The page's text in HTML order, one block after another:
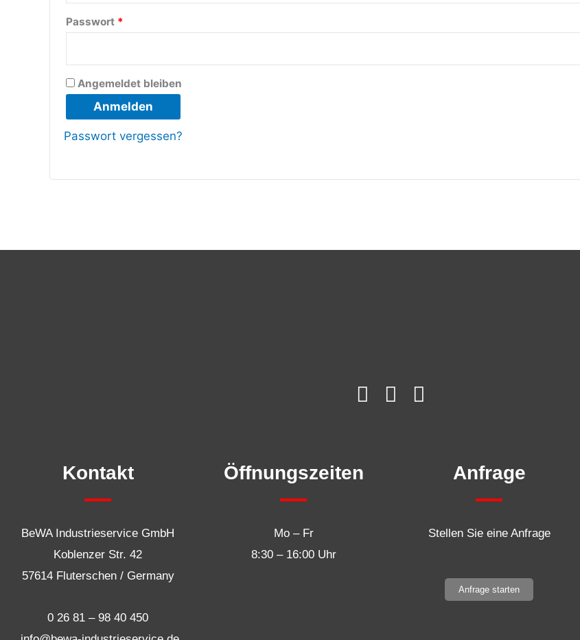
Passwort *
Angemeldet bleiben
Anmelden
Passwort vergessen?
Kontakt
BeWA Industrieservice GmbH
Koblenzer Str. 42
57614 Fluterschen / Germany
0 26 81 – 98 40 450
Öffnungszeiten
Mo – Fr
8:30 – 16:00 Uhr
Anfrage
Stellen Sie eine Anfrage
Anfrage starten